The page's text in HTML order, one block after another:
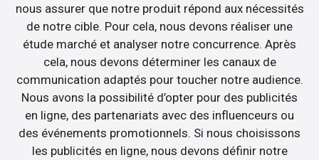
nous assurer que notre produit répond aux nécessités
de notre cible. Pour cela, nous devons réaliser une
étude marché et analyser notre concurrence. Après
cela, nous devons déterminer les canaux de
communication adaptés pour toucher notre audience.
Nous avons la possibilité d’opter pour des publicités
en ligne, des partenariats avec des influenceurs ou
des événements promotionnels. Si nous choisissons
les publicités en ligne, nous devons définir notre